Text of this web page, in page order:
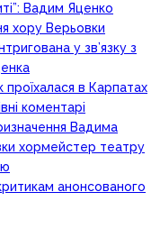
Вадим Яценко
хору Верьовки
у зв’язку з
проїхалася в Карпатах
коментарі
Вадима
хормейстер театру
анонсованого